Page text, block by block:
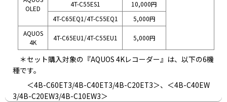
OLED
4T-C55ES1
10,000円
4T-C65EQ1/4T-C55EQ1
5,000円
AQUOS
4K
4T-C65EU1/4T-C55EU1 5,000円
＊セット購入対象の『AQUOS 4Kレコーダー』は、以下の6機
種です。
＜4B-C60ET3/4B-C40ET3/4B-C20ET3＞、＜4B-C40EW
3/4B-C20EW3/4B-C10EW3＞